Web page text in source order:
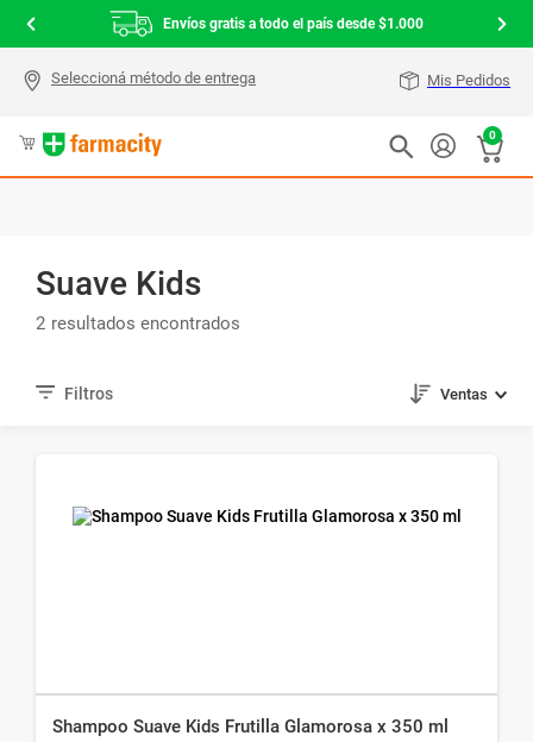
Envíos gratis a todo el país desde $1.000
Mis Pedidos
0
Suave Kids
2
Ventas
Shampoo Suave Kids Frutilla Glamorosa x 350 ml